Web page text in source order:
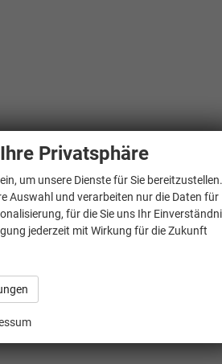
Privatsphäre
um unsere Dienste für Sie
Auswahl und verarbeiten nur die Daten für
für die Sie uns Ihr
jederzeit mit Wirkung für die Zukunft